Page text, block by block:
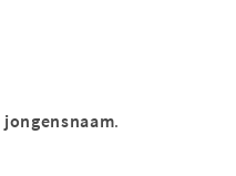
jongensnaam.